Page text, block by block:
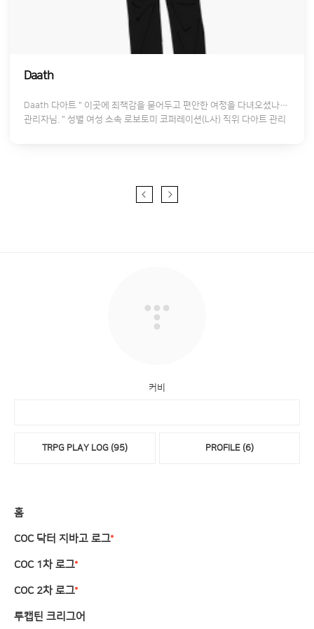
Daath
Daath 다아트 " 이곳에 죄책감을 묻어두고 편안한 여정을 다녀오셨나요,
관리자님. " 성별 여성 소속 로보토미 코퍼레이션(L사) 직위 다아트 관리
커비
TRPG PLAY LOG (95) PROFILE (6)
홈
COC 닥터 지바고 로그
COC 1차 로그
COC 2차 로그
투캡틴 크리그어